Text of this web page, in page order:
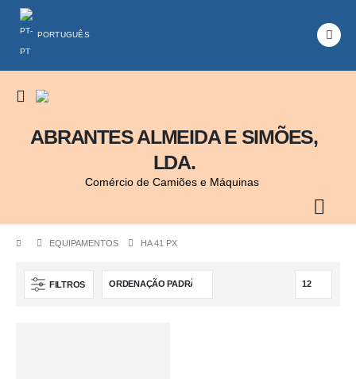
PORTUGUÊS
ABRANTES ALMEIDA E SIMÕES,
LDA.
Comércio de Camiões e Máquinas
EQUIPAMENTOS HA 41 PX
FILTROS